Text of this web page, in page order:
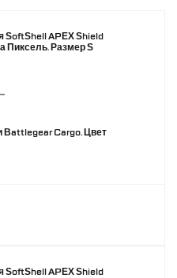
SoftShell APEX Shield
Пиксель. Размер S
Battlegear Cargo. Цвет
SoftShell APEX Shield